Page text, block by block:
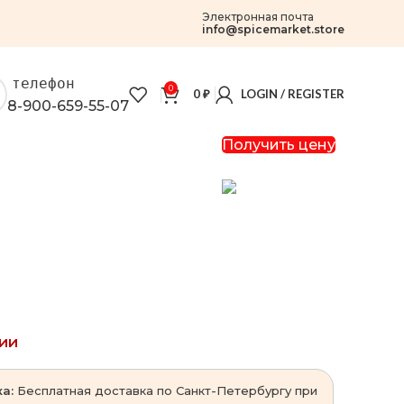
Электронная почта
info@spicemarket.store
телефон
8-900-659-55-07
0 0₽ LOGIN / REGISTER
Получить цену
Бесплатная доставка по Санкт-Петербургу при